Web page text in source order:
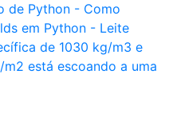
de Python - Como
em Python - Leite
de 1030 kg/m3 e
está escoando a uma